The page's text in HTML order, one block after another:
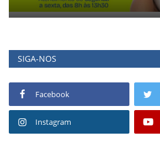
SIGA-NOS
Facebook
Instagram